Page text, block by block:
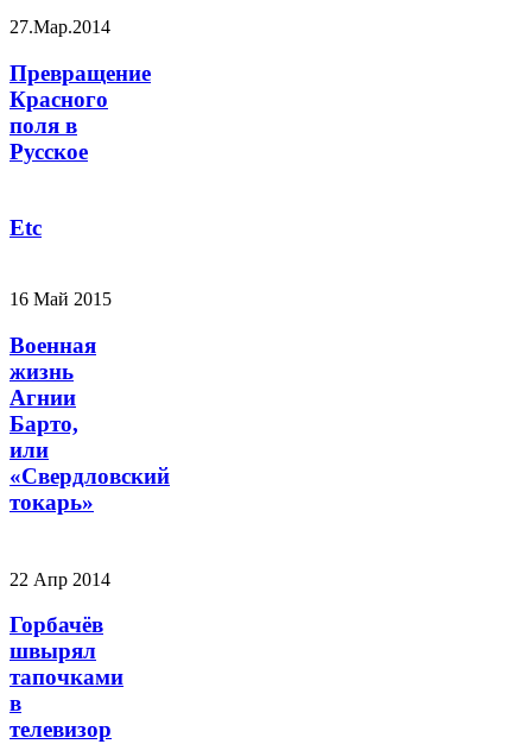
27.Мар.2014
Превращение
Красного
поля в
Русское
Etc
16 Май 2015
Военная
жизнь
Агнии
Барто,
или
«Свердловский
токарь»
22 Апр 2014
Горбачёв
швырял
тапочками
в
телевизор